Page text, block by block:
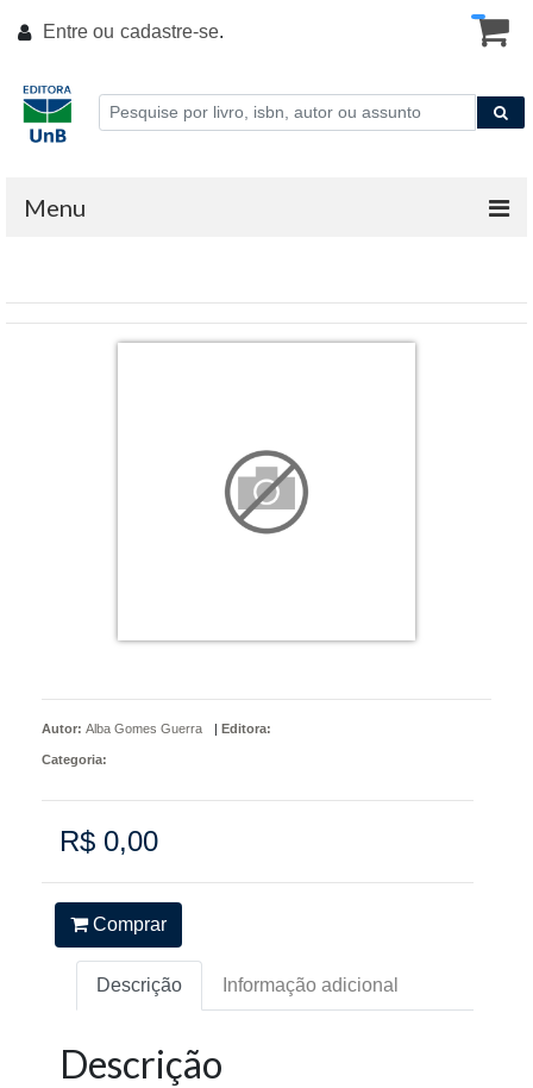
Entre ou cadastre-se.
Menu
Autor: Alba Gomes Guerra | Editora:
Categoria:
R$ 0,00
Comprar
Descrição Informação adicional
Descrição